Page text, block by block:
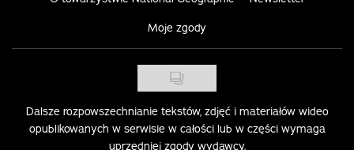
Moje zgody
Dalsze rozpowszechnianie tekstów, zdjęć i materiałów wideo
opublikowanych w serwisie w całości lub w części wymaga
uprzedniej zgody wydawcy.